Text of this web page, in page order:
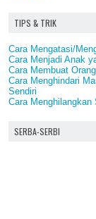
TIPS & TRIK
Cara Mengatasi/
Cara Menjadi Anak
Cara Membuat
Cara Menghindari
Sendiri
Cara
SERBA-SERBI